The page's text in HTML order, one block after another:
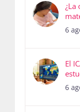
¿La
6
El
6